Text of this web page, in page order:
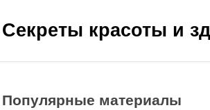
Секреты красоты и
Популярные материалы